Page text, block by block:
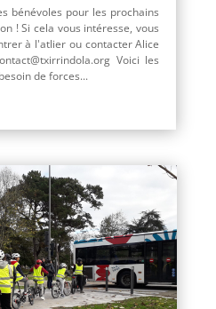
bénévoles pour les prochains
! Si cela vous intéresse, vous
à l'atlier ou contacter Alice
Voici les
de forces...